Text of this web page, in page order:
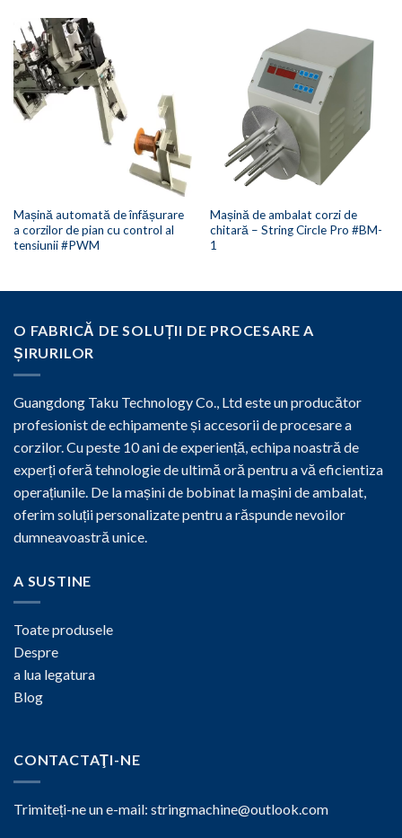
Mașină automată de înfășurare
a corzilor de pian cu control al
tensiunii #PWM
Mașină de ambalat corzi de
chitară – String Circle Pro #BM-
1
O FABRICĂ DE SOLUȚII DE PROCESARE A
ȘIRURILOR
Guangdong Taku Technology Co., Ltd este un producător
profesionist de echipamente și accesorii de procesare a
corzilor. Cu peste 10 ani de experiență, echipa noastră de
experți oferă tehnologie de ultimă oră pentru a vă eficientiza
operațiunile. De la mașini de bobinat la mașini de ambalat,
oferim soluții personalizate pentru a răspunde nevoilor
dumneavoastră unice.
A SUSTINE
Toate produsele
Despre
a lua legatura
Blog
CONTACTAŢI-NE
Trimiteți-ne un e-mail: stringmachine@outlook.com